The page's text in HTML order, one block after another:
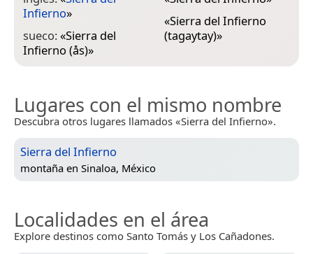
Infierno»
sueco:«Sierra del
Infierno (ås)»
«Sierra del Infierno
(tagaytay)»
Lugares con el mismo nombre
Descubra otros lugares llamados «Sierra del Infierno».
Sierra del Infierno
montaña en Sinaloa, México
Localidades en el área
Explore destinos como Santo Tomás y Los Cañadones.